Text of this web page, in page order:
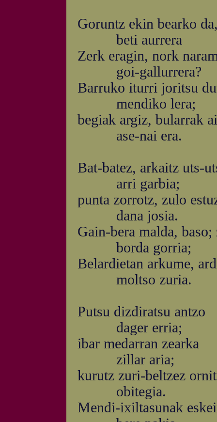
Goruntz ekin bearko
beti aurrera
Zerk eragin, nork
goi-gallurrera?
Barruko iturri joritsu
mendiko lera;
begiak argiz, bularrak
ase-nai era.
Bat-batez, arkaitz uts-
arri garbia;
punta zorrotz, zulo
dana josia.
Gain-bera malda, baso;
borda gorria;
Belardietan arkume,
moltso zuria.
Putsu dizdiratsu antzo
dager erria;
ibar medarran zearka
zillar aria;
kurutz zuri-beltzez
obitegia.
Mendi-ixiltasunak